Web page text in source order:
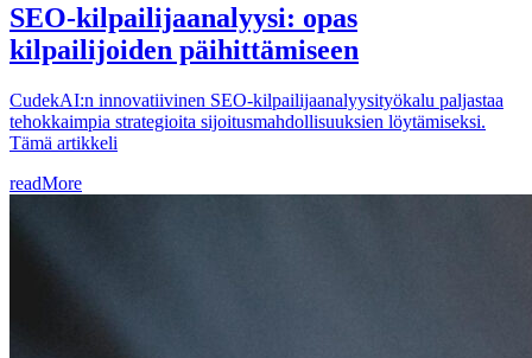
SEO-kilpailijaanalyysi: opas
kilpailijoiden päihittämiseen
CudekAI:n innovatiivinen SEO-kilpailijaanalyysityökalu paljastaa
tehokkaimpia strategioita sijoitusmahdollisuuksien löytämiseksi.
Tämä artikkeli
readMore